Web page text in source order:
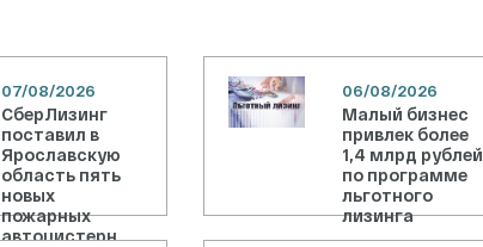
07/08/2026
СберЛизинг
поставил в
Ярославскую
область пять
новых
пожарных
автоцистерн
06/08/2026
Малый бизнес
привлек более
1,4 млрд рублей
по программе
льготного
лизинга